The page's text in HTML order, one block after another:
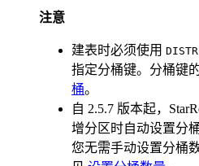
注意
建表时必须使用
指定分桶键。分桶键
桶。
自 2.5.7 版本起，
增分区时自动设置分
您无需手动设置分桶